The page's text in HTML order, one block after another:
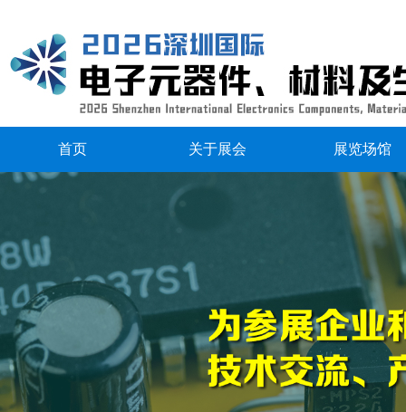
首页 关于展会 展览场馆